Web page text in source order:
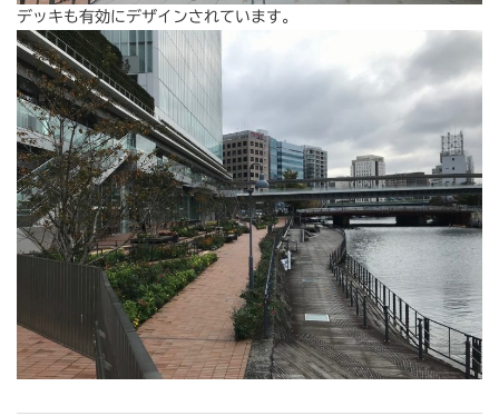
デッキも有効にデザインされています。